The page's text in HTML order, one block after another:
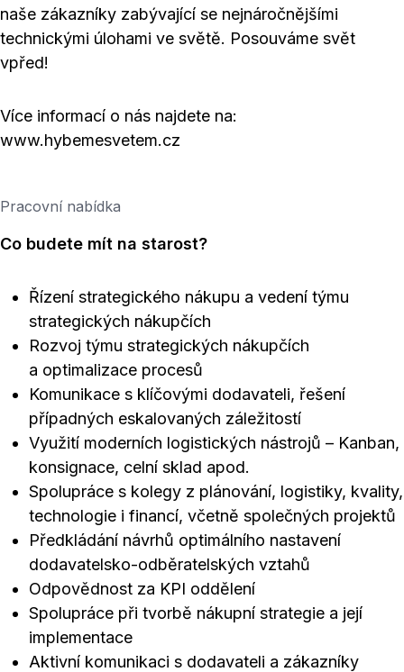
naše zákazníky zabývající se nejnáročnějšími
technickými úlohami ve světě. Posouváme svět
vpřed!
Více informací o nás najdete na:
www.hybemesvetem.cz
Pracovní nabídka
Co budete mít na starost?
Řízení strategického nákupu a vedení týmu
strategických nákupčích
Rozvoj týmu strategických nákupčích
a optimalizace procesů
Komunikace s klíčovými dodavateli, řešení
případných eskalovaných záležitostí
Využití moderních logistických nástrojů – Kanban,
konsignace, celní sklad apod.
Spolupráce s kolegy z plánování, logistiky, kvality,
technologie i financí, včetně společných projektů
Předkládání návrhů optimálního nastavení
dodavatelsko-odběratelských vztahů
Odpovědnost za KPI oddělení
Spolupráce při tvorbě nákupní strategie a její
implementace
Aktivní komunikaci s dodavateli a zákazníky